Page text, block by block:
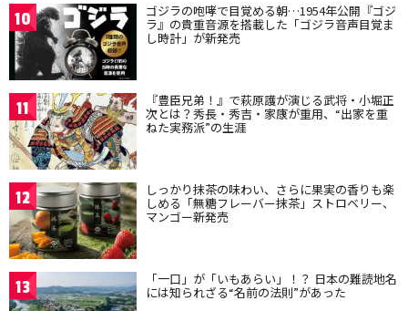
10 ゴジラの咆哮で目覚める朝…1954年公開『ゴジ
ラ』の貴重音源を搭載した「ゴジラ音声目覚ま
し時計」が新発売
11 『豊臣兄弟！』で萩原護が演じる武将・小堀正
次とは？秀長・秀吉・家康が重用、“出家を重
ねた実務派”の生涯
12 しっかり抹茶の味わい、さらに果実の香りも楽
しめる「無糖フレーバー抹茶」ストロベリー、
マンゴー新発売
13 「一口」が「いもあらい」！？ 日本の難読地名
には知られざる“名前の法則”があった